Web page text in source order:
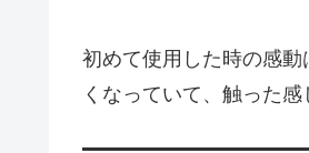
初めて使用した時の感
くなっていて、触った